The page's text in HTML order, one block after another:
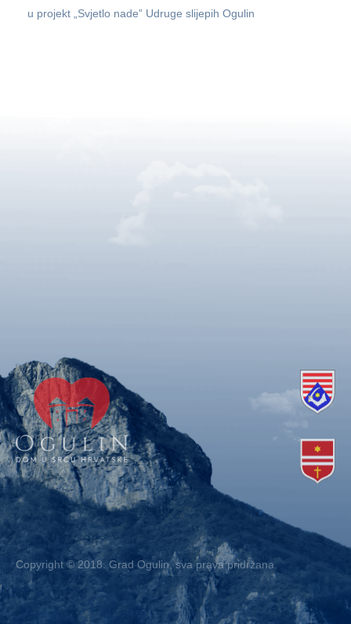
u projekt „Svjetlo nade” Udruge slijepih Ogulin
Copyright © 2018. Grad Ogulin, sva prava pridržana.
Design byEA93